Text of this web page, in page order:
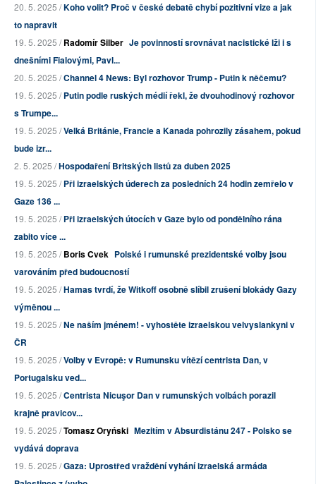
20. 5. 2025 /Koho volit? Proč v české debatě chybí pozitivní vize a jak
to napravit
19. 5. 2025 /Radomír Silber Je povinností srovnávat nacistické lži i s
dnešními Fialovými, Pavl...
20. 5. 2025 /Channel 4 News: Byl rozhovor Trump - Putin k něčemu?
19. 5. 2025 /Putin podle ruských médií řekl, že dvouhodinový rozhovor
s Trumpe...
19. 5. 2025 /Velká Británie, Francie a Kanada pohrozily zásahem, pokud
bude izr...
2. 5. 2025 /Hospodaření Britských listů za duben 2025
19. 5. 2025 /Při izraelských úderech za posledních 24 hodin zemřelo v
Gaze 136 ...
19. 5. 2025 /Při izraelských útocích v Gaze bylo od pondělního rána
zabito více ...
19. 5. 2025 /Boris Cvek Polské i rumunské prezidentské volby jsou
varováním před budoucností
19. 5. 2025 /Hamas tvrdí, že Witkoff osobně slíbil zrušení blokády Gazy
výměnou ...
19. 5. 2025 /Ne naším jménem! - vyhostěte izraelskou velvyslankyni v
ČR
19. 5. 2025 /Volby v Evropě: v Rumunsku vítězí centrista Dan, v
Portugalsku ved...
19. 5. 2025 /Centrista Nicuşor Dan v rumunských volbách porazil
krajně pravicov...
19. 5. 2025 /Tomasz Oryński Mezitím v Absurdistánu 247 - Polsko se
vydává doprava
19. 5. 2025 /Gaza: Uprostřed vraždění vyhání izraelská armáda